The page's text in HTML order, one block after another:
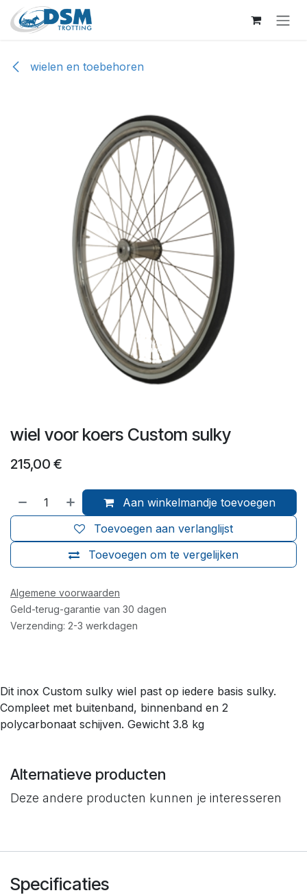
Overslaan naar inhoud
wielen en toebehoren
wiel voor koers Custom sulky
215,00 €
Aan winkelmandje toevoegen
Toevoegen om te vergelijken
Toevoegen aan verlanglijst
Algemene voorwaarden
Geld-terug-garantie van 30 dagen
Verzending: 2-3 werkdagen
Dit inox Custom sulky wiel past op iedere basis sulky.
Compleet met buitenband, binnenband en 2
polycarbonaat schijven. Gewicht 3.8 kg
Alternatieve producten
Deze andere producten kunnen je interesseren
Specificaties